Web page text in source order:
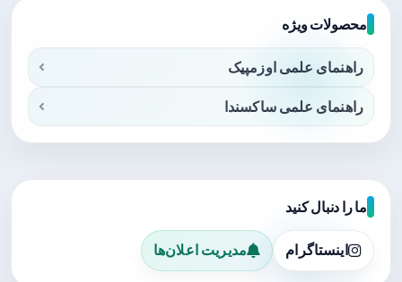
محصولات ویژه
راهنمای علمی اوزمپیک
راهنمای علمی ساکسندا
ما را دنبال کنید
اینستاگرام مدیریت اعلان‌ها